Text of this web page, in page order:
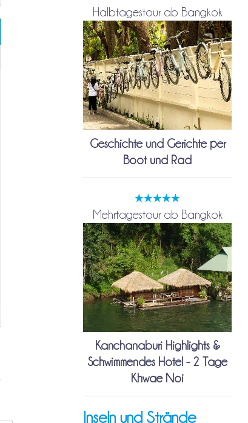
Halbtagestour ab Bangkok
Geschichte und Gerichte per
Boot und Rad
Mehrtagestour ab Bangkok
Kanchanaburi Highlights &
Schwimmendes Hotel - 2 Tage
Khwae Noi
Inseln und Strände